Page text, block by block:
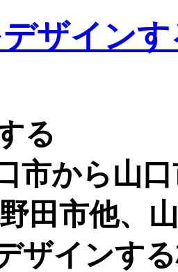
ザイン
る
市から山
田市他、
ザインす